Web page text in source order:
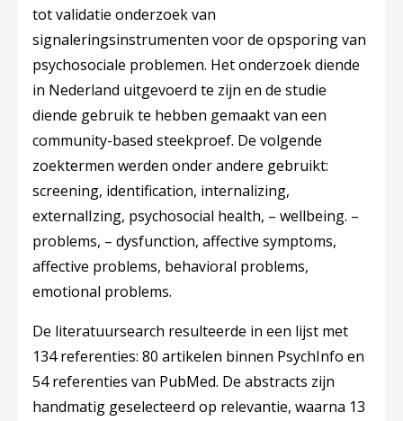
tot validatie onderzoek van
signaleringsinstrumenten voor de opsporing van
psychosociale problemen. Het onderzoek diende
in Nederland uitgevoerd te zijn en de studie
diende gebruik te hebben gemaakt van een
community-based steekproef. De volgende
zoektermen werden onder andere gebruikt:
screening, identification, internalizing,
externalIzing, psychosocial health, – wellbeing. –
problems, – dysfunction, affective symptoms,
affective problems, behavioral problems,
emotional problems.
De literatuursearch resulteerde in een lijst met
134 referenties: 80 artikelen binnen PsychInfo en
54 referenties van PubMed. De abstracts zijn
handmatig geselecteerd op relevantie, waarna 13